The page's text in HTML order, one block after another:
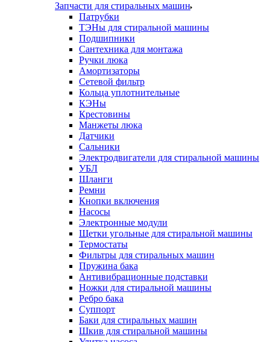
Запчасти для стиральных машин
Патрубки
ТЭНы для стиральной машины
Подшипники
Сантехника для монтажа
Ручки люка
Амортизаторы
Сетевой фильтр
Кольца уплотнительные
КЭНы
Крестовины
Манжеты люка
Датчики
Сальники
Электродвигатели для стиральной машины
УБЛ
Шланги
Ремни
Кнопки включения
Насосы
Электронные модули
Щетки угольные для стиральной машины
Термостаты
Фильтры для стиральных машин
Пружина бака
Антивибрационные подставки
Ножки для стиральной машины
Ребро бака
Суппорт
Баки для стиральных машин
Шкив для стиральной машины